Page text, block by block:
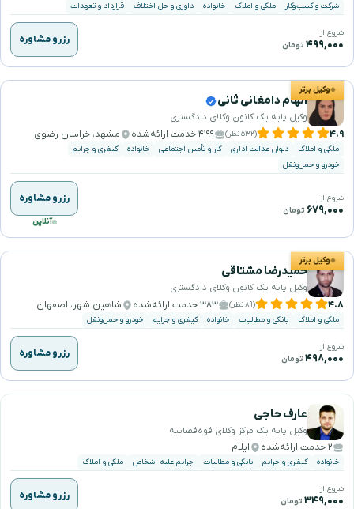
شرکت و کسب‌وکار ملکی و املاک خانواده داوری و حل اختلاف قرارداد و تعهدات
شروع از
۴۹۹,۰۰۰ تومان رزرو مشاوره
وکیل برتر
الهام دامغانی ثانی
وکیل پایه یک کانون وکلای دادگستری
۴.۹ (۵۳۲ نظر) ۴۱۹۹ خدمت ارائه‌شده مشهد، خراسان رضوی
ملکی و املاک دیوان عدالت اداری کار و تأمین اجتماعی خانواده
کیفری و جرایم
خودرو و حمل‌ونقل
شروع از
۶۷۹,۰۰۰ تومان
رزرو مشاوره
آنلاین
وکیل برتر
حمیدرضا مشتاقی
وکیل پایه یک کانون وکلای دادگستری
۴.۸ (۸۹ نظر) ۳۸۳ خدمت ارائه‌شده شاهین شهر، اصفهان
ملکی و املاک بانکی و مطالبات خانواده کیفری و جرایم خودرو و حمل‌ونقل
شروع از
۴۹۸,۰۰۰ تومان رزرو مشاوره
عارف حاجی
وکیل پایه یک مرکز وکلای قوه‌قضاییه
۲ خدمت ارائه‌شده ایلام
خانواده کیفری و جرایم بانکی و مطالبات جرایم علیه اشخاص ملکی و املاک
شروع از
۳۴۹,۰۰۰ تومان رزرو مشاوره